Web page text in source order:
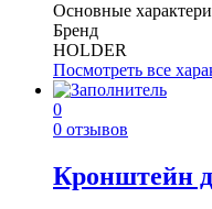
Основные
Бренд
HOLDER
Посмотреть все
0
0 отзывов
Кронштейн